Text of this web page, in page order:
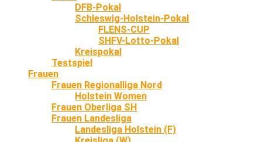
DFB-Pokal
Schleswig-Holstein-Pokal
FLENS-CUP
SHFV-Lotto-Pokal
Kreispokal
Testspiel
Frauen
Frauen Regionalliga Nord
Holstein Women
Frauen Oberliga SH
Frauen Landesliga
Landesliga Holstein (F)